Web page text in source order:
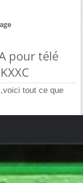
pour télé
tout ce que